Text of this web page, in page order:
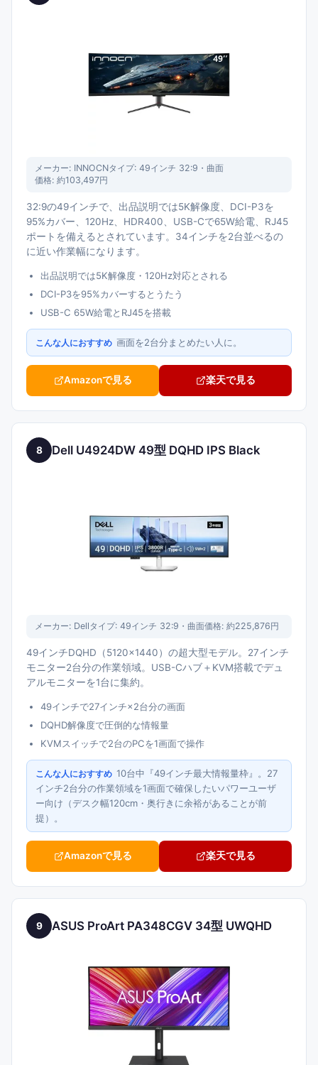
メーカー: INNOCNタイプ: 49インチ 32:9・曲面
価格: 約103,497円
32:9の49インチで、出品説明では5K解像度、DCI-P3を
95%カバー、120Hz、HDR400、USB-Cで65W給電、RJ45
ポートを備えるとされています。34インチを2台並べるの
に近い作業幅になります。
出品説明では5K解像度・120Hz対応とされる
DCI-P3を95%カバーするとうたう
USB-C 65W給電とRJ45を搭載
こんな人におすすめ 画面を2台分まとめたい人に。
Amazonで見る 楽天で見る
8 Dell U4924DW 49型 DQHD IPS Black
メーカー: Dellタイプ: 49インチ 32:9・曲面価格: 約225,876円
49インチDQHD（5120×1440）の超大型モデル。27インチ
モニター2台分の作業領域。USB-Cハブ＋KVM搭載でデュ
アルモニターを1台に集約。
49インチで27インチ×2台分の画面
DQHD解像度で圧倒的な情報量
KVMスイッチで2台のPCを1画面で操作
こんな人におすすめ 10台中『49インチ最大情報量枠』。27
インチ2台分の作業領域を1画面で確保したいパワーユーザ
ー向け（デスク幅120cm・奥行きに余裕があることが前
提）。
Amazonで見る 楽天で見る
9 ASUS ProArt PA348CGV 34型 UWQHD